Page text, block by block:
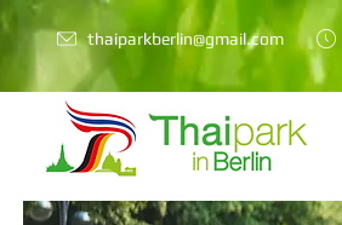
thaiparkberlin@gmail.com